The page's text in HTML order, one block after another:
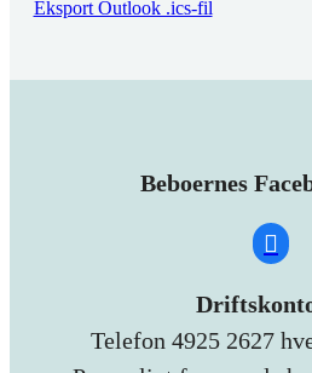
Eksport Outlook .ics-fil
Beboernes
Telefon 4925 2627